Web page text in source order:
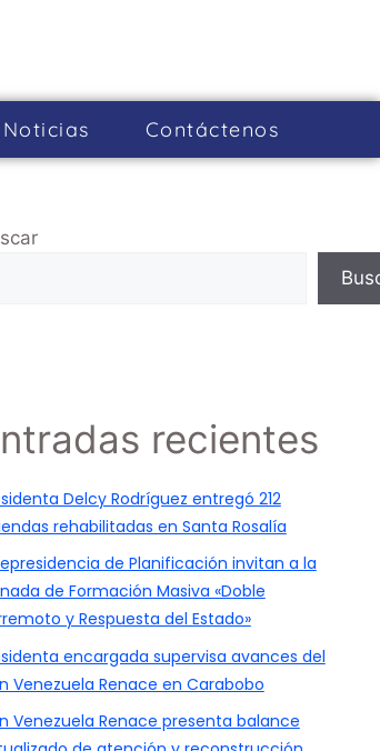
Noticias Cont­áctenos
recientes
Delcy Rodríguez entregó 212
rehabilitadas en Santa Rosalía
de Planificación invitan a la
de Formación Masiva «Doble
y Respuesta del Estado»
encargada supervisa avances del
Venezuela Renace en Carabobo
Venezuela Renace presenta balance